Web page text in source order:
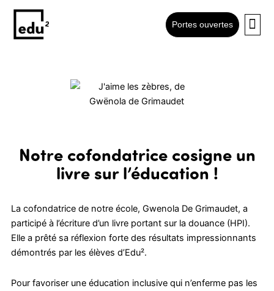
Skip
content
Portes ouvertes
Notre cofondatrice cosigne un
livre sur l’éducation !
La cofondatrice de notre école, Gwenola De Grimaudet, a
participé à l’écriture d’un livre portant sur la douance (HPI).
Elle a prêté sa réflexion forte des résultats impressionnants
démontrés par les élèves d’Edu².
Pour favoriser une éducation inclusive qui n’enferme pas les